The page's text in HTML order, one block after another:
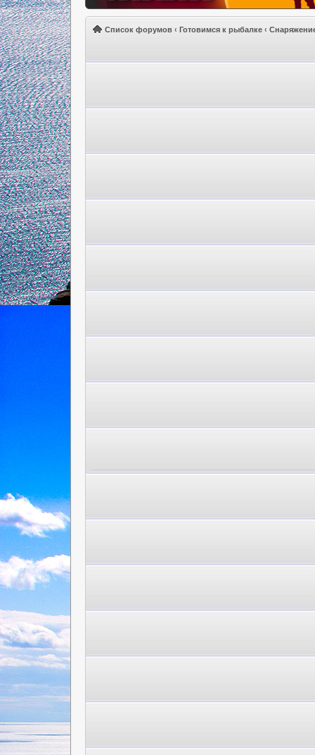
Список форумов ‹ Готовимся к рыбалке ‹